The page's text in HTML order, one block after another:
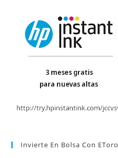
Invierte En Bolsa Con EToro